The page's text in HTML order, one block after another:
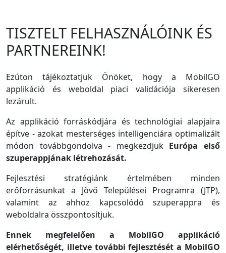
TISZTELT FELHASZNÁLÓINK ÉS
PARTNEREINK!
Ezúton tájékoztatjuk Önöket, hogy a MobilGO
applikáció és weboldal piaci validációja sikeresen
lezárult.
Az applikáció forráskódjára és technológiai alapjaira
építve - azokat mesterséges intelligenciára optimalizált
módon továbbgondolva - megkezdjük Európa első
szuperappjának létrehozását.
Fejlesztési stratégiánk értelmében minden
erőforrásunkat a Jövő Települései Programra (JTP),
valamint az ahhoz kapcsolódó szuperappra és
weboldalra összpontosítjuk.
Ennek megfelelően a MobilGO applikáció
elérhetőségét, illetve további fejlesztését a MobilGO